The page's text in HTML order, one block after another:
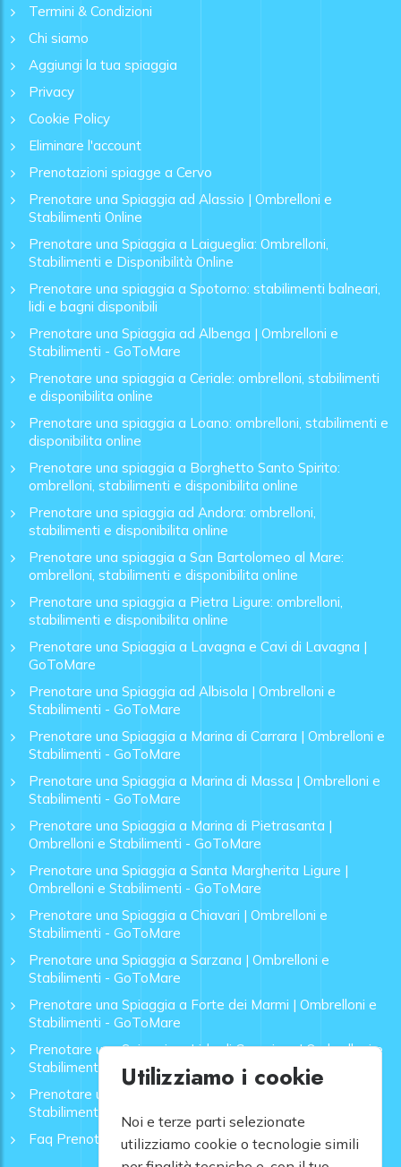
Termini & Condizioni
Chi siamo
Aggiungi la tua spiaggia
Privacy
Cookie Policy
Eliminare l'account
Prenotazioni spiagge a Cervo
Prenotare una Spiaggia ad Alassio | Ombrelloni e
Stabilimenti Online
Prenotare una Spiaggia a Laigueglia: Ombrelloni,
Stabilimenti e Disponibilità Online
Prenotare una spiaggia a Spotorno: stabilimenti balneari,
lidi e bagni disponibili
Prenotare una Spiaggia ad Albenga | Ombrelloni e
Stabilimenti - GoToMare
Prenotare una spiaggia a Ceriale: ombrelloni, stabilimenti
e disponibilita online
Prenotare una spiaggia a Loano: ombrelloni, stabilimenti e
disponibilita online
Prenotare una spiaggia a Borghetto Santo Spirito:
ombrelloni, stabilimenti e disponibilita online
Prenotare una spiaggia ad Andora: ombrelloni,
stabilimenti e disponibilita online
Prenotare una spiaggia a San Bartolomeo al Mare:
ombrelloni, stabilimenti e disponibilita online
Prenotare una spiaggia a Pietra Ligure: ombrelloni,
stabilimenti e disponibilita online
Prenotare una Spiaggia a Lavagna e Cavi di Lavagna |
GoToMare
Prenotare una Spiaggia ad Albisola | Ombrelloni e
Stabilimenti - GoToMare
Prenotare una Spiaggia a Marina di Carrara | Ombrelloni e
Stabilimenti - GoToMare
Prenotare una Spiaggia a Marina di Massa | Ombrelloni e
Stabilimenti - GoToMare
Prenotare una Spiaggia a Marina di Pietrasanta |
Ombrelloni e Stabilimenti - GoToMare
Prenotare una Spiaggia a Santa Margherita Ligure |
Ombrelloni e Stabilimenti - GoToMare
Prenotare una Spiaggia a Chiavari | Ombrelloni e
Stabilimenti - GoToMare
Prenotare una Spiaggia a Sarzana | Ombrelloni e
Stabilimenti - GoToMare
Prenotare una Spiaggia a Forte dei Marmi | Ombrelloni e
Stabilimenti - GoToMare
Prenotare una Spiaggia a Lido di Camaiore | Ombrelloni e
Stabilimenti - GoToMare
Prenotare una Spiaggia a Rapallo | Ombrelloni e
Stabilimenti - GoToMare
Faq Prenotazione Spiagge
Utilizziamo i cookie
Noi e terze parti selezionate
utilizziamo cookie o tecnologie simili